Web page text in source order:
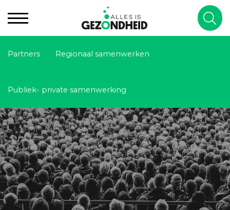
Partners Regionaal samenwerken
Publiek- private samenwerking